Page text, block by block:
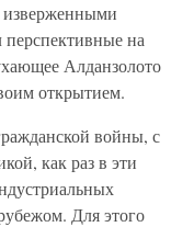
изверженными
на
Алданзолото
открытием.
войны, с
как раз в эти
Для этого